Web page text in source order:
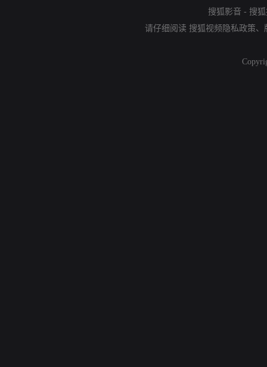
搜狐影音 - 搜
请仔细阅读 搜狐视频隐私政策、